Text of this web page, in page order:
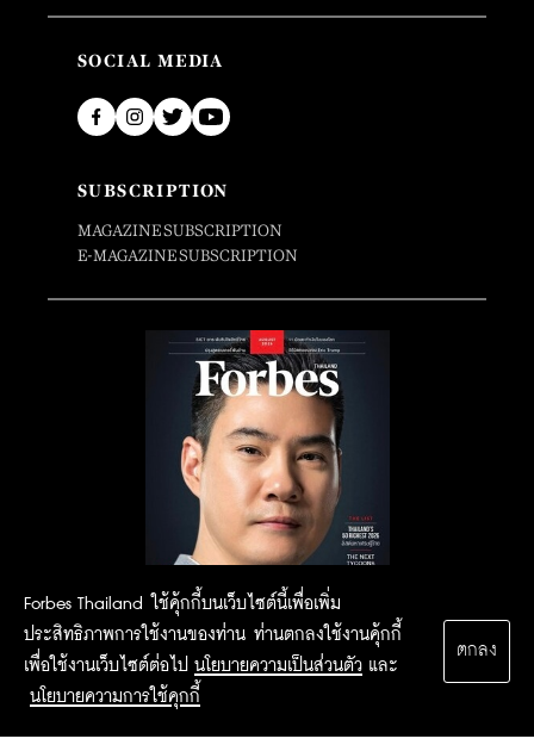
Forbes Thailand ใช้คุ้กกี้บนเว็บไซต์นี้เพื่อเพิ่ม
ประสิทธิภาพการใช้งานของท่าน ท่านตกลงใช้งานคุ้กกี้
เพื่อใช้งานเว็บไซต์ต่อไป นโยบายความเป็นส่วนตัว และ
นโยบายความการใช้คุกกี้
ตกลง
SOCIAL MEDIA
SUBSCRIPTION
MAGAZINE SUBSCRIPTION
E-MAGAZINE SUBSCRIPTION
2015 Forbesthailand.com ALL RIGHTS RESERVED